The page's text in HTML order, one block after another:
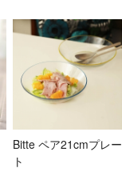
Bitte ペア21cmプレー
ト